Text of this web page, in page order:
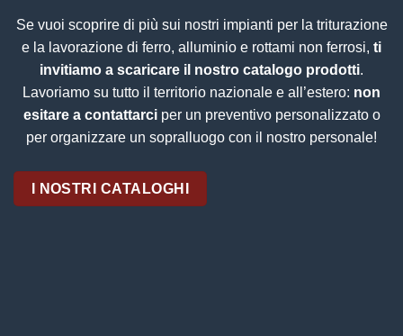
Se vuoi scoprire di più sui nostri impianti per la triturazione
e la lavorazione di ferro, alluminio e rottami non ferrosi, ti
invitiamo a scaricare il nostro catalogo prodotti.
Lavoriamo su tutto il territorio nazionale e all’estero: non
esitare a contattarciper un preventivo personalizzato o
per organizzare un sopralluogo con il nostro personale!
I NOSTRI CATALOGHI